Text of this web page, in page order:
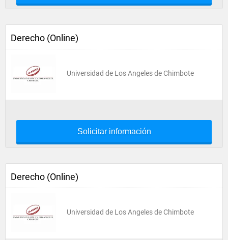
Derecho (Online)
Universidad de Los Angeles de Chimbote
Solicitar información
Derecho (Online)
Universidad de Los Angeles de Chimbote